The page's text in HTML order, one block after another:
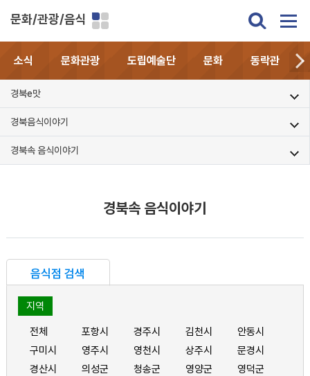
문화/관광/음식
소식 문화관광 도립예술단 문화 동락관
경북e맛
경북음식이야기
경북속 음식이야기
경북속 음식이야기
음식점 검색
지역
전체 포항시 경주시 김천시
안동시
구미시
영주시 영천시 상주시
문경시
경산시
의성군 청송군 영양군
영덕군